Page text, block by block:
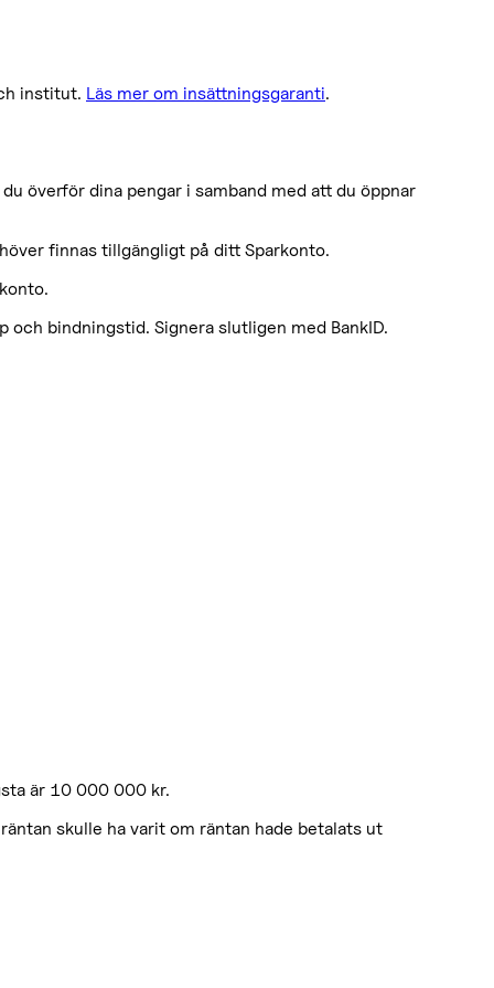
institut. Läs mer om insättningsgaranti.
överför dina pengar i samband med att du öppnar
finnas tillgängligt på ditt Sparkonto.
bindningstid. Signera slutligen med BankID.
är 10 000 000 kr.
skulle ha varit om räntan hade betalats ut